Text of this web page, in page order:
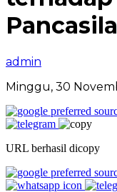
Pancasila
admin
Minggu, 30
URL berhasil dicopy